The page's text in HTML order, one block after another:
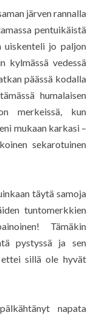
järven rannalla
pentuikäistä
uiskenteli jo paljon
kylmässä vedessä
päässä kodalla
humalaisen
merkeissä, kun
mukaan karkasi –
sekarotuinen
täytä samoja
tuntomerkkien
Tämäkin
pystyssä ja sen
sillä ole hyvät
napata